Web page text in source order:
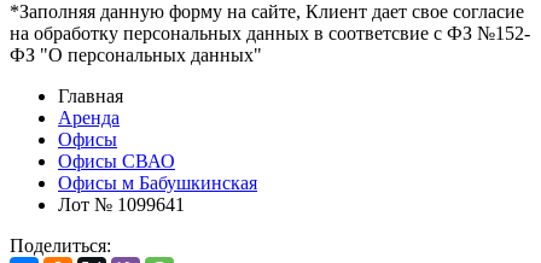
*Заполняя данную форму на сайте, Клиент дает свое согласие
на обработку персональных данных в соответсвие с ФЗ №152-
ФЗ "О персональных данных"
Главная
Аренда
Офисы
Офисы СВАО
Офисы м Бабушкинская
Лот № 1099641
Поделиться: